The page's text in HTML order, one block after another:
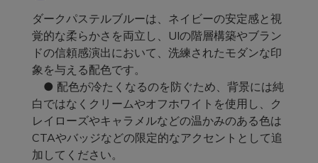
ダークパステルブルーは、ネイビーの安定感と視
覚的な柔らかさを両立し、UIの階層構築やブラン
ドの信頼感演出において、洗練されたモダンな印
象を与える配色です。
● 配色が冷たくなるのを防ぐため、背景には純
白ではなくクリームやオフホワイトを使用し、ク
レイローズやキャラメルなどの温かみのある色は
CTAやバッジなどの限定的なアクセントとして追
加してください。